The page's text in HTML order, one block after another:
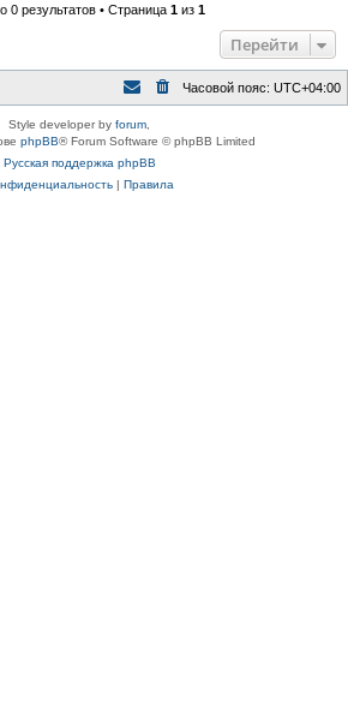
0 результатов • Страница 1из 1
Перейти
Часовой пояс: UTC+04:00
Style developer by forum
phpBB® Forum Software © phpBB Limited
Русская поддержка phpBB
| Правила